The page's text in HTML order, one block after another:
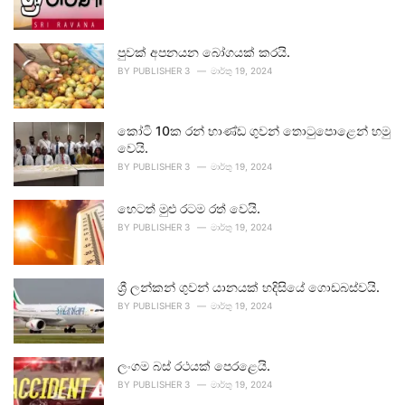
පුවක් අපනයන බෝගයක් කරයි.
BY PUBLISHER 3 මාර්තු 19, 2024
කෝටි 10ක රන් භාණ්ඩ ගුවන් තොටුපොළෙන් හමු
වෙයි.
BY PUBLISHER 3 මාර්තු 19, 2024
හෙටත් මුළු රටම රත් වෙයි.
BY PUBLISHER 3 මාර්තු 19, 2024
ශ්‍රී ලන්කන් ගුවන් යානයක් හදිසියේ ගොඩබස්වයි.
BY PUBLISHER 3 මාර්තු 19, 2024
ලංගම බස් රථයක් පෙරළෙයි.
BY PUBLISHER 3 මාර්තු 19, 2024